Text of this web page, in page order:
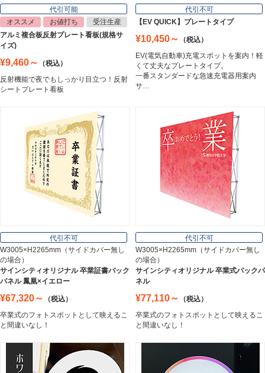
トラスコ中山
Trusco Nakayama
インテリア
Interior
オフィス用品
Office Supplies
ステンレス切文字
Stainless Sign
エッチングプレート
代引可能
オススメ
お値打ち
受注生産
アルミ複合板反射プレート看板(規格サ
イズ)
¥9,460～
（税込）
反射機能で夜でもしっかり目立つ！反射
シートプレート看板
代引不可
【EV QUICK】プレートタイプ
¥10,450～
（税込）
EV(電気自動車)充電スポットを案内！軽
くて丈夫なプレートタイプ。
一番スタンダードな急速充電器用案内
サ…
代引不可
W3005×H2265mm（サイドカバー無し
の場合）
サインシティオリジナル 卒業証書バック
パネル 鳳凰×イエロー
¥67,320～
（税込）
卒業式のフォトスポットとして映えるこ
と間違いなし！
代引不可
W3005×H2265mm（サイドカバー無し
の場合）
サインシティオリジナル 卒業式バックパ
ネル
¥77,110～
（税込）
卒業式のフォトスポットとして映えるこ
と間違いなし！